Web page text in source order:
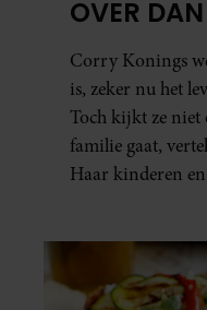
OVER
Corry Konings
is, zeker nu het
Toch kijkt ze niet
familie gaat,
Haar kinderen